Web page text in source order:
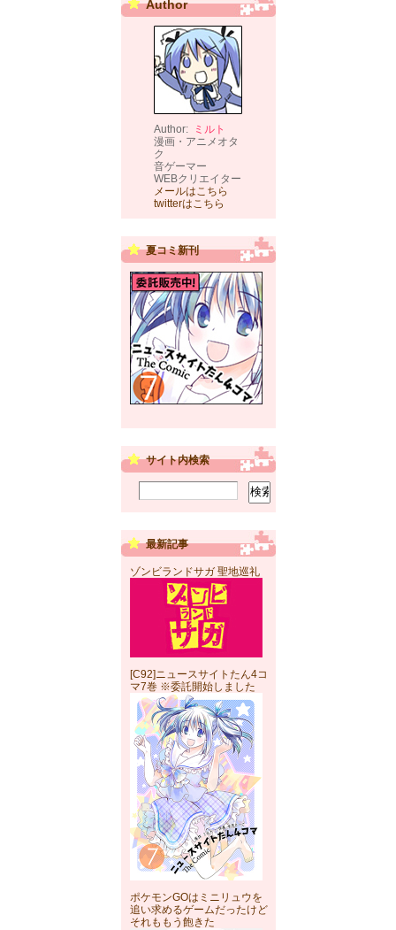
Author
Author:
ミルト
漫画・アニメオタ
ク
音ゲーマー
WEBクリエイター
メールはこちら
twitterはこちら
夏コミ新刊
サイト内検索
最新記事
ゾンビランドサガ 聖地巡礼
[C92]ニュースサイトたん4コ
マ7巻 ※委託開始しました
ポケモンGOはミニリュウを
追い求めるゲームだったけど
それももう飽きた